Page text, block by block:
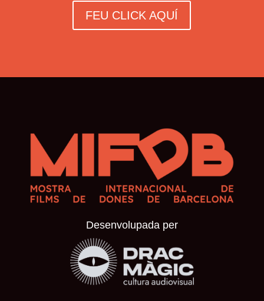
FEU CLICK AQUÍ
Desenvolupada per